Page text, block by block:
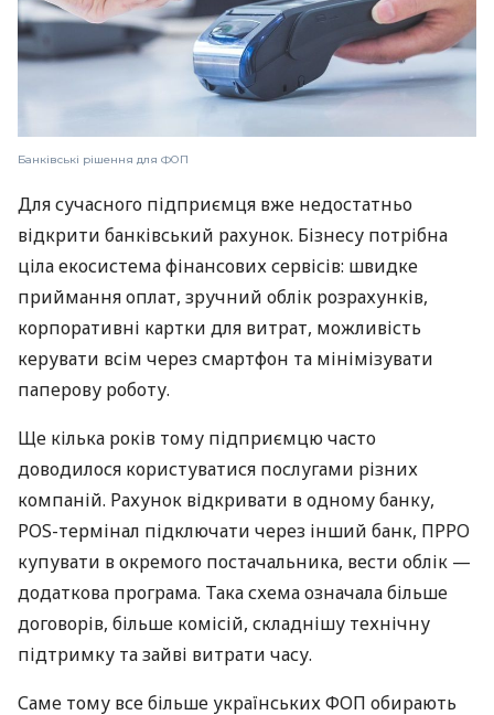
Банківські рішення для ФОП
Для сучасного підприємця вже недостатньо
відкрити банківський рахунок. Бізнесу потрібна
ціла екосистема фінансових сервісів: швидке
приймання оплат, зручний облік розрахунків,
корпоративні картки для витрат, можливість
керувати всім через смартфон та мінімізувати
паперову роботу.
Ще кілька років тому підприємцю часто
доводилося користуватися послугами різних
компаній. Рахунок відкривати в одному банку,
POS-термінал підключати через інший банк, ПРРО
купувати в окремого постачальника, вести облік —
додаткова програма. Така схема означала більше
договорів, більше комісій, складнішу технічну
підтримку та зайві витрати часу.
Саме тому все більше українських ФОП обирають